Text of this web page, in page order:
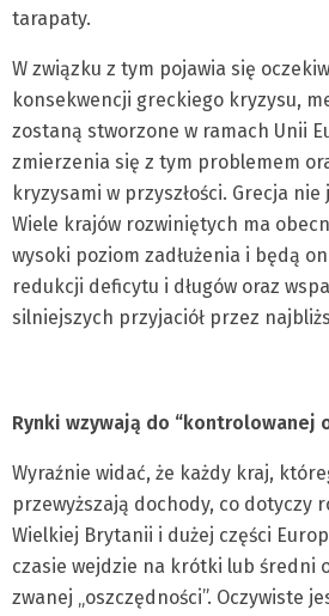
tarapaty.
W związku z tym pojawia się
konsekwencji greckiego kryzysu,
zostaną stworzone w ramach Unii
zmierzenia się z tym problemem
kryzysami w przyszłości. Grecja
Wiele krajów rozwiniętych ma
wysoki poziom zadłużenia i będą
redukcji deficytu i długów oraz
silniejszych przyjaciół przez
Rynki wzywają do “kontrolowanej
Wyraźnie widać, że każdy kraj,
przewyższają dochody, co dotyczy
Wielkiej Brytanii i dużej części
czasie wejdzie na krótki lub średni
zwanej „oszczędności”. Oczywiste